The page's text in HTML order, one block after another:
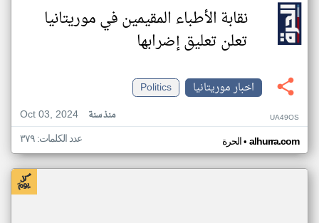
نقابة الأطباء المقيمين في موريتانيا
تعلن تعليق إضرابها
اخبار موريتانيا
Politics
Oct 03, 2024
منذ سنة UA49OS
الحرة• alhurra.com عدد الكلمات: ٣٧٩